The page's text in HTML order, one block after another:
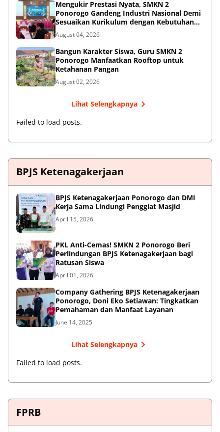
Mengukir Prestasi Nyata, SMKN 2
Ponorogo Gandeng Industri Nasional Demi
Sesuaikan Kurikulum dengan Kebutuhan
Dunia Kerja
August 04, 2026
Bangun Karakter Siswa, Guru SMKN 2
Ponorogo Manfaatkan Rooftop untuk
Ketahanan Pangan
August 02, 2026
Lihat Selengkapnya
Failed to load posts.
BPJS Ketenagakerjaan
BPJS Ketenagakerjaan Ponorogo dan DMI
Kerja Sama Lindungi Penggiat Masjid
April 15, 2026
PKL Anti-Cemas! SMKN 2 Ponorogo Beri
Perlindungan BPJS Ketenagakerjaan bagi
Ratusan Siswa
April 01, 2026
Company Gathering BPJS Ketenagakerjaan
Ponorogo, Doni Eko Setiawan: Tingkatkan
Pemahaman dan Manfaat Layanan
June 14, 2025
Lihat Selengkapnya
Failed to load posts.
FPRB